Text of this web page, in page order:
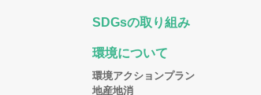
SDGsの取り組み
環境について
環境アクションプラン
地産地消